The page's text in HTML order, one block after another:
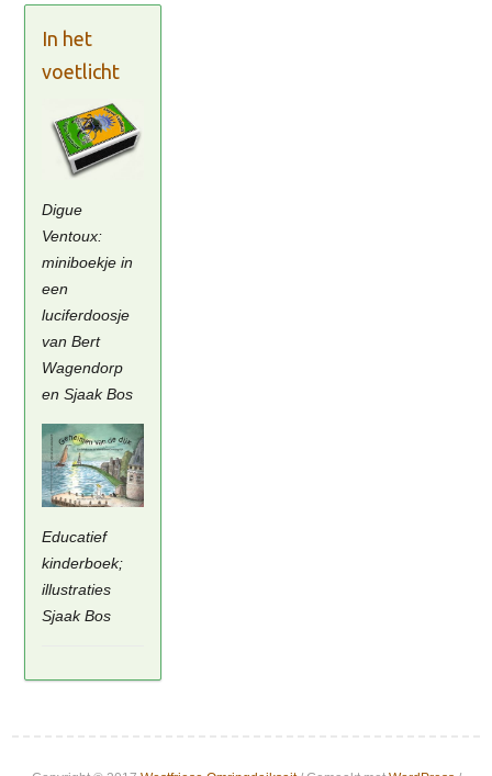
In het
voetlicht
Digue
Ventoux:
miniboekje in
een
luciferdoosje
van Bert
Wagendorp
en Sjaak Bos
Educatief
kinderboek;
illustraties
Sjaak Bos